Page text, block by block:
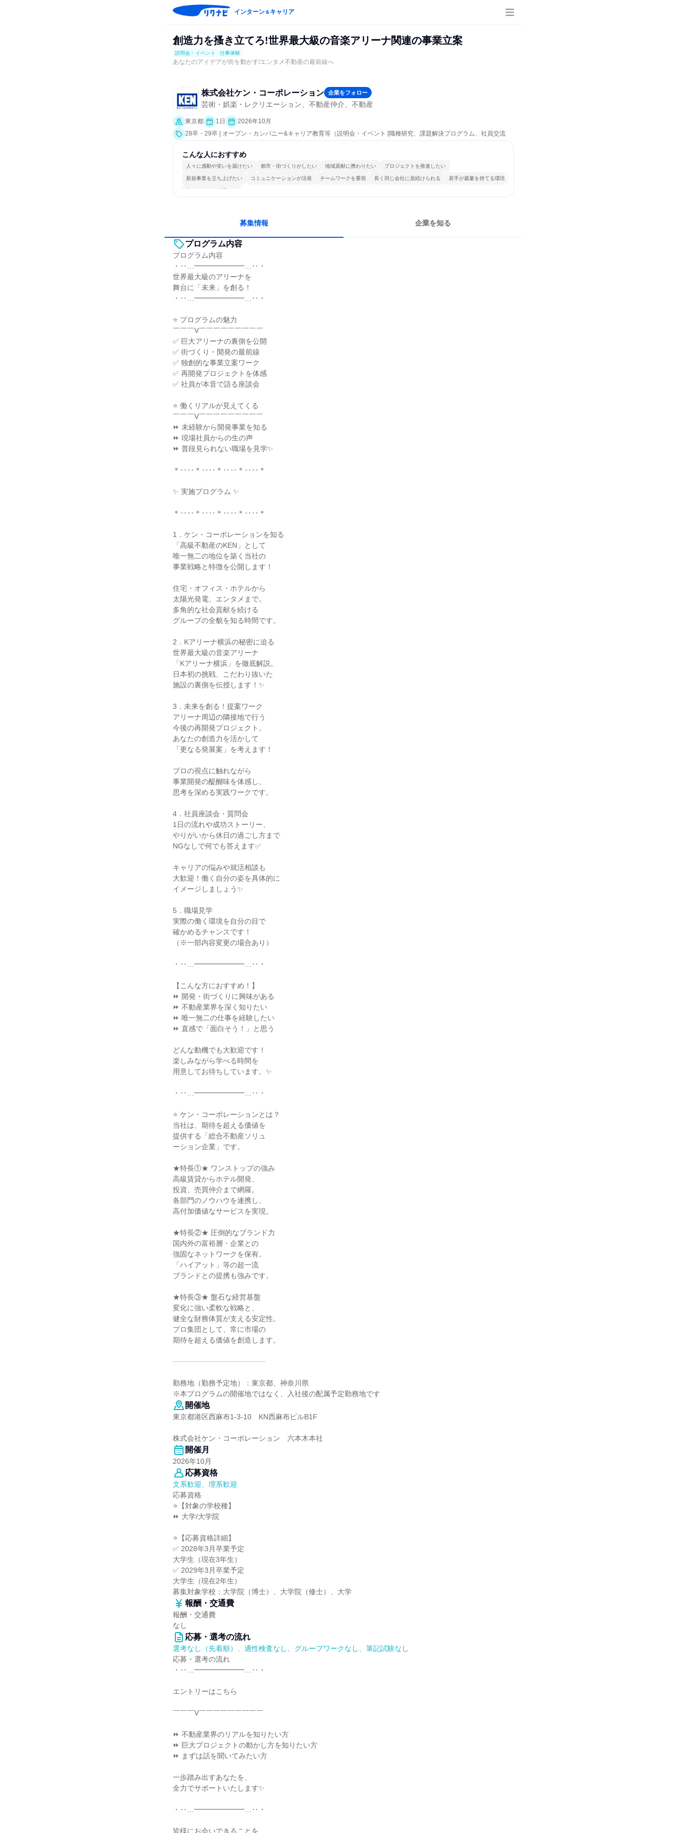
インターン＆キャリア
創造力を搔き立てろ!世界最大級の音楽アリーナ関連の事業立案
説明会・イベント 仕事体験
あなたのアイデアが街を動かす/エンタメ不動産の最前線へ
株式会社ケン・コーポレーション 企業をフォロー
芸術・娯楽・レクリエーション、不動産仲介、不動産
東京都 1日
2026年10月
28卒・29卒 | オープン・カンパニー&キャリア教育等（説明会・イベント [職種研究、課題解決プログラム、社員交流
こんな人におすすめ
人々に感動や笑いを届けたい 都市・街づくりがしたい 地域貢献に携わりたい プロジェクトを推進したい
新規事業を立ち上げたい コミュニケーションが活発 チームワークを重視 長く同じ会社に居続けられる 若手が裁量を持てる環境
人とたくさん会話する
募集情報 企業を知る
プログラム内容
プログラム内容
・‥…━━━━━━━…‥・
世界最大級のアリーナを
舞台に「未来」を創る！
・‥…━━━━━━━…‥・
⭐ プログラムの魅力
￣￣￣V￣￣￣￣￣￣￣￣￣
✅ 巨大アリーナの裏側を公開
✅ 街づくり・開発の最前線
✅ 独創的な事業立案ワーク
✅ 再開発プロジェクトを体感
✅ 社員が本音で語る座談会
⭐ 働くリアルが見えてくる
￣￣￣V￣￣￣￣￣￣￣￣￣
⏩ 未経験から開発事業を知る
⏩ 現場社員からの生の声
⏩ 普段見られない職場を見学✨
＊‥‥＊‥‥＊‥‥＊‥‥＊
✨ 実施プログラム ✨
＊‥‥＊‥‥＊‥‥＊‥‥＊
1．ケン・コーポレーションを知る
「高級不動産のKEN」として
唯一無二の地位を築く当社の
事業戦略と特徴を公開します！
住宅・オフィス・ホテルから
太陽光発電、エンタメまで。
多角的な社会貢献を続ける
グループの全貌を知る時間です。
2．Kアリーナ横浜の秘密に迫る
世界最大級の音楽アリーナ
「Kアリーナ横浜」を徹底解説。
日本初の挑戦、こだわり抜いた
施設の裏側を伝授します！✨
3．未来を創る！提案ワーク
アリーナ周辺の隣接地で行う
今後の再開発プロジェクト。
あなたの創造力を活かして
「更なる発展案」を考えます！
プロの視点に触れながら
事業開発の醍醐味を体感し、
思考を深める実践ワークです。
4．社員座談会・質問会
1日の流れや成功ストーリー、
やりがいから休日の過ごし方まで
NGなしで何でも答えます✅
キャリアの悩みや就活相談も
大歓迎！働く自分の姿を具体的に
イメージしましょう✨
5．職場見学
実際の働く環境を自分の目で
確かめるチャンスです！
（※一部内容変更の場合あり）
・‥…━━━━━━━…‥・
【こんな方におすすめ！】
⏩ 開発・街づくりに興味がある
⏩ 不動産業界を深く知りたい
⏩ 唯一無二の仕事を経験したい
⏩ 直感で「面白そう！」と思う
どんな動機でも大歓迎です！
楽しみながら学べる時間を
用意してお待ちしています。✨
・‥…━━━━━━━…‥・
⭐ ケン・コーポレーションとは？
当社は、期待を超える価値を
提供する「総合不動産ソリュ
ーション企業」です。
★特長①★ ワンストップの強み
高級賃貸からホテル開発、
投資、売買仲介まで網羅。
各部門のノウハウを連携し、
高付加価値なサービスを実現。
★特長②★ 圧倒的なブランド力
国内外の富裕層・企業との
強固なネットワークを保有。
「ハイアット」等の超一流
ブランドとの提携も強みです。
★特長③★ 盤石な経営基盤
変化に強い柔軟な戦略と、
健全な財務体質が支える安定性。
プロ集団として、常に市場の
期待を超える価値を創造します。
┈┈┈┈┈┈┈┈┈┈┈┈┈
勤務地（勤務予定地）：東京都、神奈川県
※本プログラムの開催地ではなく、入社後の配属予定勤務地です
開催地
東京都港区西麻布1-3-10 KN西麻布ビルB1F
株式会社ケン・コーポレーション 六本木本社
開催月
2026年10月
応募資格
文系歓迎、理系歓迎
応募資格
⭐【対象の学校種】
⏩ 大学/大学院
⭐【応募資格詳細】
✅ 2028年3月卒業予定
大学生（現在3年生）
✅ 2029年3月卒業予定
大学生（現在2年生）
募集対象学校：大学院（博士）、大学院（修士）、大学
報酬・交通費
報酬・交通費
なし
応募・選考の流れ
選考なし（先着順）、適性検査なし、グループワークなし、筆記試験なし
応募・選考の流れ
・‥…━━━━━━━…‥・
エントリーはこちら
￣￣￣V￣￣￣￣￣￣￣￣￣
⏩ 不動産業界のリアルを知りたい方
⏩ 巨大プロジェクトの動かし方を知りたい方
⏩ まずは話を聞いてみたい方
一歩踏み出すあなたを、
全力でサポートいたします✨
・‥…━━━━━━━…‥・
皆様にお会いできることを